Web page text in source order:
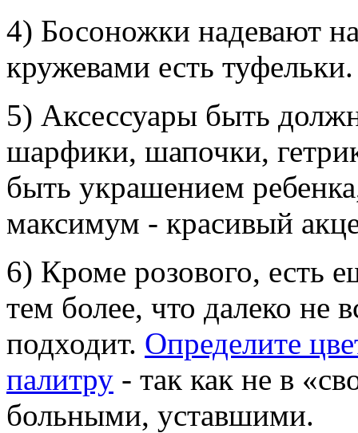
4) Босоножки надевают
кружевами есть туфельки.
5) Аксессуары быть
шарфики, шапочки,
быть украшением
максимум - красивый
6) Кроме розового, есть
тем более, что далеко не
подходит. Определите
палитру - так как не в
больными, уставшими.